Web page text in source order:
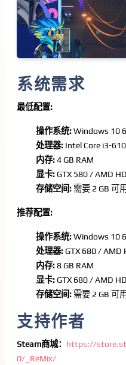
系统需求
最低配置:
操作系统:Windows 10
处理器: Intel Core i3-
内存:4 GB RAM
显卡:GTX 580 / AMD
存储空间: 需要 2 GB 可
推荐配置:
操作系统:Windows 10
处理器:GTX 680 / AMD
内存:8 GB RAM
显卡:GTX 680 / AMD
存储空间: 需要 2 GB 可
支持作者
Steam商城： https://
0/_ReMix/